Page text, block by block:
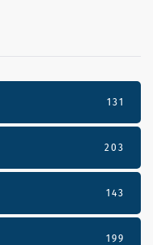
131
203
143
199